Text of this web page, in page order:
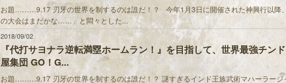
お題………9.17 刃牙の世界を制するのは誰だ！？ 今年1月3日に開催された神興行以降
の大会はまだかな……」と悶々とした...
2018/09/02
『代打サヨナラ逆転満塁ホームラン！』を目指して、世界最強チン
屋集団 GO！G...
お題………9.17 刃牙の世界を制するのは誰だ！？ 謎すぎるインド王族武術マハーラージ